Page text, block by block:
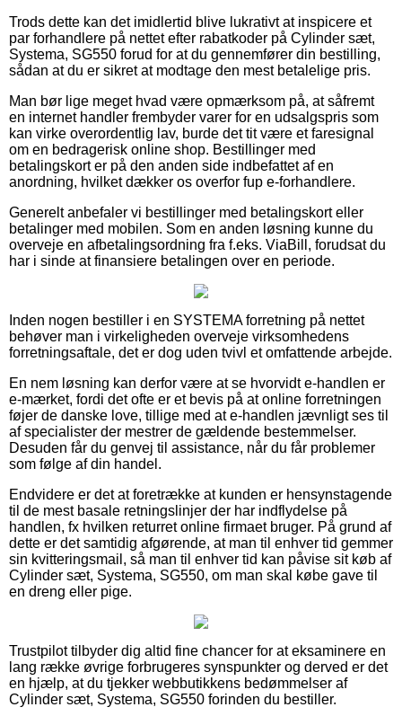
Trods dette kan det imidlertid blive lukrativt at inspicere et
par forhandlere på nettet efter rabatkoder på Cylinder sæt,
Systema, SG550 forud for at du gennemfører din bestilling,
sådan at du er sikret at modtage den mest betalelige pris.
Man bør lige meget hvad være opmærksom på, at såfremt
en internet handler frembyder varer for en udsalgspris som
kan virke overordentlig lav, burde det tit være et faresignal
om en bedragerisk online shop. Bestillinger med
betalingskort er på den anden side indbefattet af en
anordning, hvilket dækker os overfor fup e-forhandlere.
Generelt anbefaler vi bestillinger med betalingskort eller
betalinger med mobilen. Som en anden løsning kunne du
overveje en afbetalingsordning fra f.eks. ViaBill, forudsat du
har i sinde at finansiere betalingen over en periode.
Inden nogen bestiller i en SYSTEMA forretning på nettet
behøver man i virkeligheden overveje virksomhedens
forretningsaftale, det er dog uden tvivl et omfattende arbejde.
En nem løsning kan derfor være at se hvorvidt e-handlen er
e-mærket, fordi det ofte er et bevis på at online forretningen
føjer de danske love, tillige med at e-handlen jævnligt ses til
af specialister der mestrer de gældende bestemmelser.
Desuden får du genvej til assistance, når du får problemer
som følge af din handel.
Endvidere er det at foretrække at kunden er hensynstagende
til de mest basale retningslinjer der har indflydelse på
handlen, fx hvilken returret online firmaet bruger. På grund af
dette er det samtidig afgørende, at man til enhver tid gemmer
sin kvitteringsmail, så man til enhver tid kan påvise sit køb af
Cylinder sæt, Systema, SG550, om man skal købe gave til
en dreng eller pige.
Trustpilot tilbyder dig altid fine chancer for at eksaminere en
lang række øvrige forbrugeres synspunkter og derved er det
en hjælp, at du tjekker webbutikkens bedømmelser af
Cylinder sæt, Systema, SG550 forinden du bestiller.